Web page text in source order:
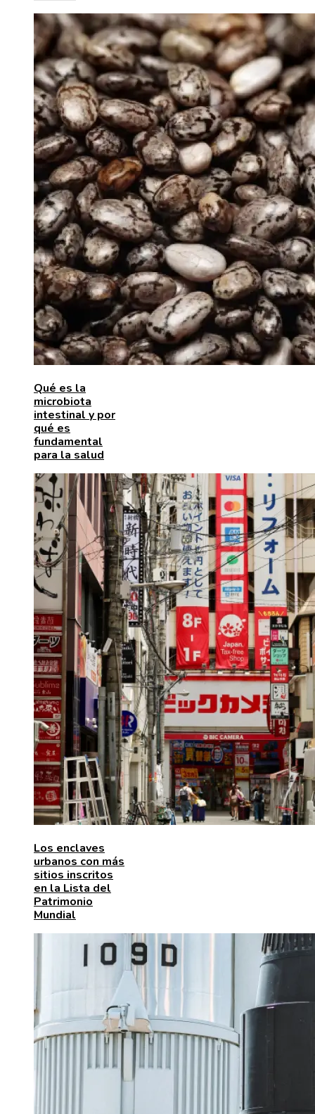
Qué es la
microbiota
intestinal y por
qué es
fundamental
para la salud
Los enclaves
urbanos con más
sitios inscritos
en la Lista del
Patrimonio
Mundial